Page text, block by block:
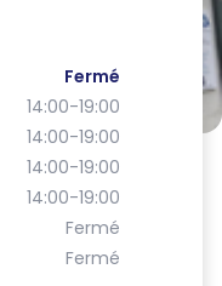
Fermé
14:00-19:00
14:00-19:00
14:00-19:00
14:00-19:00
Fermé
Fermé